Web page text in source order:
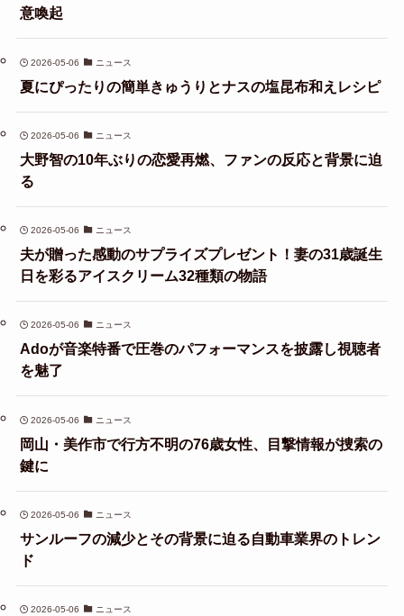
意喚起
2026-05-06 ニュース
夏にぴったりの簡単きゅうりとナスの塩昆布和えレシピ
2026-05-06 ニュース
大野智の10年ぶりの恋愛再燃、ファンの反応と背景に迫
る
2026-05-06 ニュース
夫が贈った感動のサプライズプレゼント！妻の31歳誕生
日を彩るアイスクリーム32種類の物語
2026-05-06 ニュース
Adoが音楽特番で圧巻のパフォーマンスを披露し視聴者
を魅了
2026-05-06 ニュース
岡山・美作市で行方不明の76歳女性、目撃情報が捜索の
鍵に
2026-05-06 ニュース
サンルーフの減少とその背景に迫る自動車業界のトレン
ド
2026-05-06 ニュース